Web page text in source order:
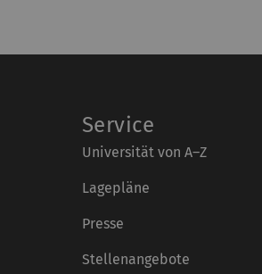
Service
Universität von A–Z
Lagepläne
Presse
Stellenangebote